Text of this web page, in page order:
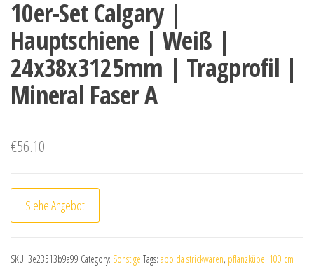
10er-Set Calgary |
Hauptschiene | Weiß |
24x38x3125mm | Tragprofil |
Mineral Faser A
€56.10
Siehe Angebot
SKU: 3e23513b9a99 Category: Sonstige Tags: apolda strickwaren, pflanzkübel 100 cm